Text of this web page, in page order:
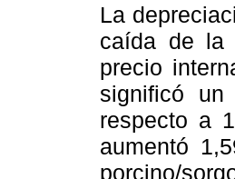
La
caída de la
precio
significó
respecto a
aumentó
porcino/